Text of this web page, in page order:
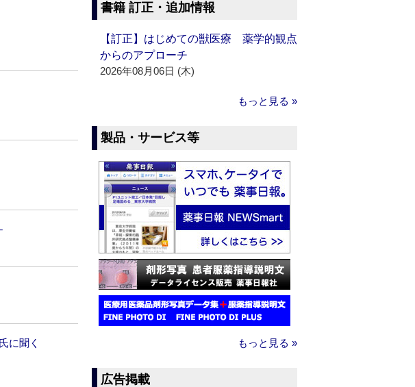
に聞く
書籍 訂正・追加情報
【訂正】はじめての獣医療 薬学的観点
からのアプローチ
2026年08月06日 (木)
もっと見る »
製品・サービス等
もっと見る »
広告掲載